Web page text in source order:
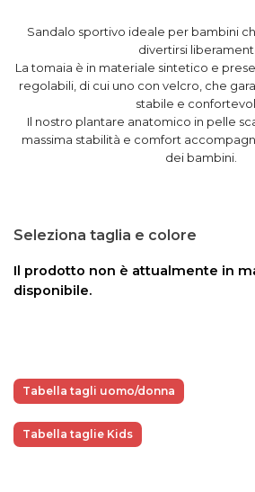
Sandalo sportivo ideale per bambini
divertirsi
La tomaia è in materiale sintetico e
regolabili, di cui uno con velcro, che
stabile e
Il nostro plantare anatomico in pelle
massima stabilità e comfort
dei bambini.
Seleziona taglia e colore
Il prodotto non è attualmente in
disponibile.
Tabella tagli uomo/donna
Tabella taglie Kids